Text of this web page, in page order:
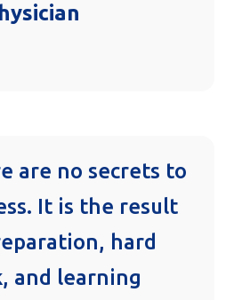
are no secrets to
It is the result
hard
and learning